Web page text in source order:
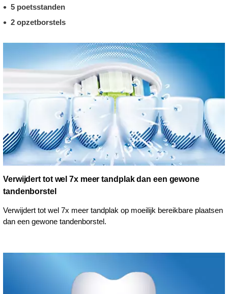
5 poetsstanden
2 opzetborstels
Verwijdert tot wel 7x meer tandplak dan een gewone
tandenborstel
Verwijdert tot wel 7x meer tandplak op moeilijk bereikbare plaatsen
dan een gewone tandenborstel.